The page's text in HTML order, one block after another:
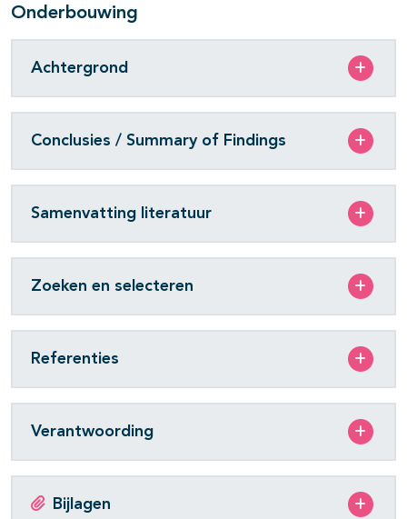
Onderbouwing
Achtergrond
Conclusies / Summary of Findings
Samenvatting literatuur
Zoeken en selecteren
Referenties
Verantwoording
Bijlagen